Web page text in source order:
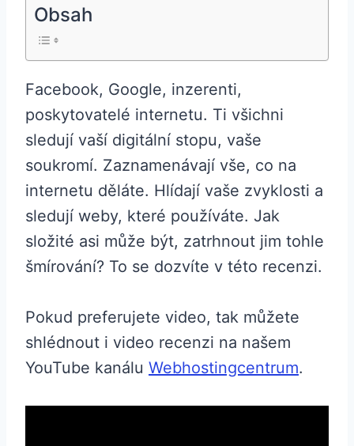
Obsah
Facebook, Google, inzerenti,
poskytovatelé internetu. Ti všichni
sledují vaší digitální stopu, vaše
soukromí. Zaznamenávají vše, co na
internetu děláte. Hlídají vaše zvyklosti a
sledují weby, které používáte. Jak
složité asi může být, zatrhnout jim tohle
šmírování? To se dozvíte v této recenzi.
Pokud preferujete video, tak můžete
shlédnout i video recenzi na našem
YouTube kanálu Webhostingcentrum.